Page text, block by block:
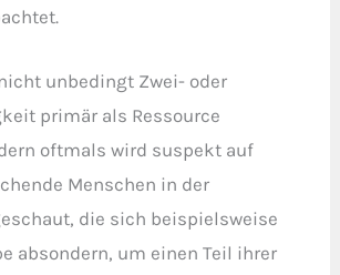
unbedingt Zwei- oder
primär als Ressource
oftmals wird suspekt auf
Menschen in der
die sich beispielsweise
absondern, um einen Teil ihrer